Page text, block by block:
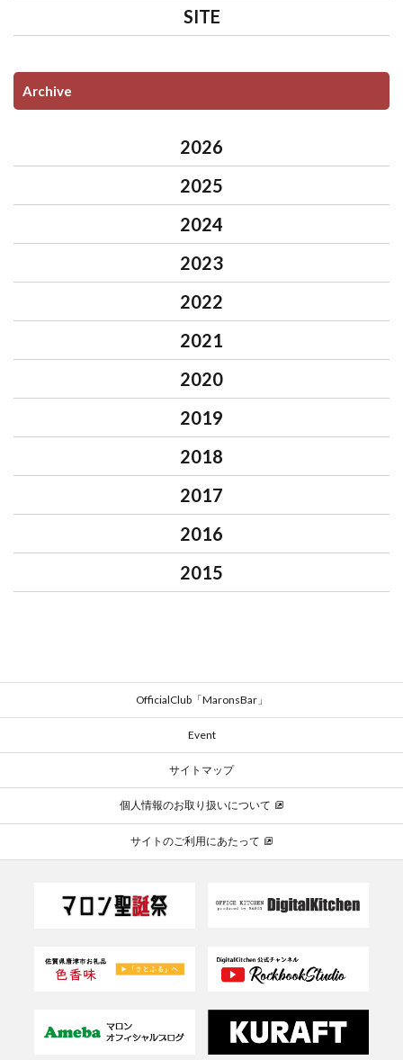
SITE
Archive
2026
2025
2024
2023
2022
2021
2020
2019
2018
2017
2016
2015
OfficialClub「MaronsBar」
Event
サイトマップ
個人情報のお取り扱いについて
サイトのご利用にあたって